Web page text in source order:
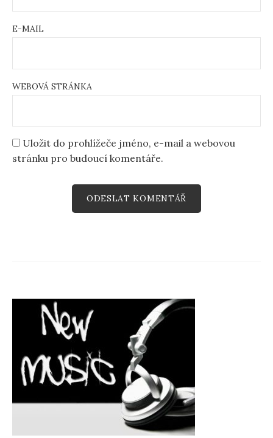
E-MAIL
WEBOVÁ STRÁNKA
Uložit do prohlížeče jméno, e-mail a webovou
stránku pro budoucí komentáře.